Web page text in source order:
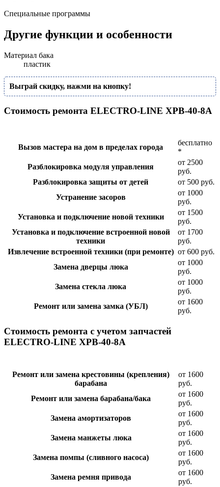
Специальные программы
Другие функции и особенности
Материал бака
пластик
Выграй скидку, нажми на кнопку!
Стоимость ремонта ELECTRO-LINE XPB-40-8A
Вызов мастера на дом в пределах города
бесплатно
*
Разблокировка модуля управления
от 2500
руб.
Разблокировка защиты от детей
от 500 руб.
Устранение засоров
от 1000
руб.
Установка и подключение новой техники
от 1500
руб.
Установка и подключение встроенной новой
техники
от 1700
руб.
Извлечение встроенной техники (при ремонте) от 600 руб.
Замена дверцы люка
от 1000
руб.
Замена стекла люка
от 1000
руб.
Ремонт или замена замка (УБЛ)
от 1600
руб.
Стоимость ремонта с учетом запчастей
ELECTRO-LINE XPB-40-8A
Ремонт или замена крестовины (крепления)
барабана
от 1600
руб.
Ремонт или замена барабана/бака
от 1600
руб.
Замена амортизаторов
от 1600
руб.
Замена манжеты люка
от 1600
руб.
Замена помпы (сливного насоса)
от 1600
руб.
Замена ремня привода
от 1600
руб.